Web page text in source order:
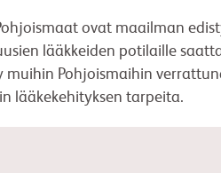
ovat maailman
lääkkeiden potilaille
muihin Pohjoismaihin
lääkekehityksen tarpeita.